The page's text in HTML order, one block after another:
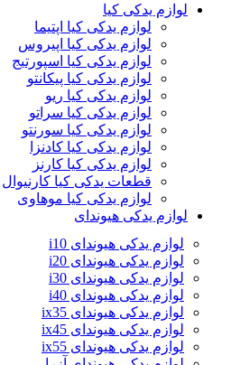
لوازم یدکی کیا
لوازم یدکی کیا اپتیما
لوازم یدکی کیا اپیروس
لوازم یدکی کیا اسپورتیج
لوازم یدکی کیا پیکانتو
لوازم یدکی کیا ریو
لوازم یدکی کیا سراتو
لوازم یدکی کیا سورنتو
لوازم یدکی کیا کادنزا
لوازم یدکی کیا کارنز
قطعات یدکی کیا کارنیوال
لوازم یدکی کیا موهاوی
لوازم یدکی هیوندای
لوازم یدکی هیوندای i10
لوازم یدکی هیوندای i20
لوازم یدکی هیوندای i30
لوازم یدکی هیوندای i40
لوازم یدکی هیوندای ix35
لوازم یدکی هیوندای ix45
لوازم یدکی هیوندای ix55